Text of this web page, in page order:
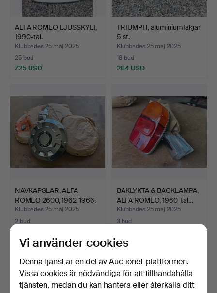
ALFA ROMEO LJUSSKYLT,
1990-tal.
Klubbades 25 maj 2025
25 bud
725 USD
TRIUMPH, aluminiumfälgar,
5 st.
Klubbades 25 maj 2025
18 bud
284 USD
NAVKAPSLAR, ALFA
ROMEO 2600, 1962-1966.
Klubbades 25 maj 2025
2 bud
BAKLYKTA & BACKLAMPA,
ALFA ROMEO, 1960-tal…
Klubbades 25 maj 2025
3 bud
Vi använder cookies
Denna tjänst är en del av Auctionet-plattformen.
Vissa cookies är nödvändiga för att tillhandahålla
tjänsten, medan du kan hantera eller återkalla ditt